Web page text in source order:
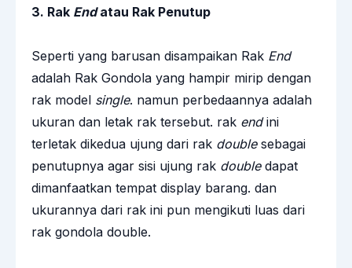
3. Rak Endatau Rak Penutup
Seperti yang barusan disampaikan Rak End
adalah Rak Gondola yang hampir mirip dengan
rak model single. namun perbedaannya adalah
ukuran dan letak rak tersebut. rak endini
terletak dikedua ujung dari rak doublesebagai
penutupnya agar sisi ujung rak doubledapat
dimanfaatkan tempat display barang. dan
ukurannya dari rak ini pun mengikuti luas dari
rak gondola double.